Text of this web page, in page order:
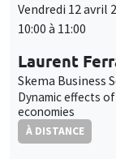
Vendredi 12 avril
10:00 à 11:00
Laurent
Skema Business
Dynamic effects
economies
À DISTANCE
Utilisation
des
données
et
Ce site utilise des
fonctionnement,
personnaliser
modifié à tout
accessible en bas
politique de
Personnaliser